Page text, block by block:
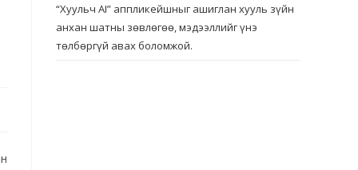
“Хуульч АІ” аппликейшныг ашиглан хууль зүйн
анхан шатны зөвлөгөө, мэдээллийг үнэ
төлбөргүй авах боломжой.